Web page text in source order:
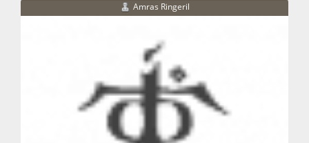
Amras Ringeril